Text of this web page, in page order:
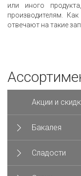
или иного
производителям.
отвечают на такие
Акции и
Бакалея
Сладости